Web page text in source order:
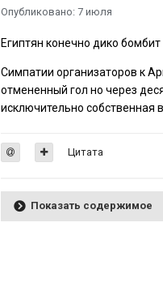
Опубликовано: 7 июля
Египтян конечно дико
Симпатии организаторов к
отмененный гол но через
исключительно собственная
Цитата
Показать содержимое